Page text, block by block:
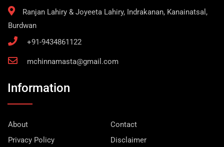
Ranjan Lahiry & Joyeeta Lahiry, Indrakanan, Kanainatsal,
Burdwan
+91-9434861122
mchinnamasta@gmail.com
Information
About
Contact
Privacy Policy
Disclaimer